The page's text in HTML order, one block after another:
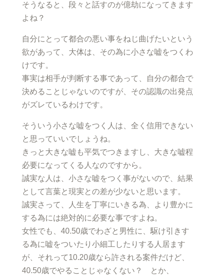
そうなると、段々と話すのが億劫になってきます
よね？
自分にとって都合の悪い事をねじ曲げたいという
欲があって、大体は、その為に小さな嘘をつくわ
けです。
事実は相手が判断する事であって、自分の都合で
決めることじゃないのですが、その認識の出発点
がズレているわけです。
そういう小さな嘘をつく人は、全く信用できない
と思っていいでしょうね。
きっと大きな嘘も平気でつきますし、大きな嘘程
必要になってくる人なのですから。
誠実な人は、小さな嘘をつく事がないので、結果
として言葉と現実との差が少ないと思います。
誠実さって、人生を丁寧にいきる為、より豊かに
する為には絶対的に必要な事ですよね。
女性でも、40.50歳でわざと男性に、駆け引きす
る為に嘘をついたり小細工したりする人居ます
が、それって10.20歳なら許される案件だけど、
40.50歳でやることじゃなくない？ とか、